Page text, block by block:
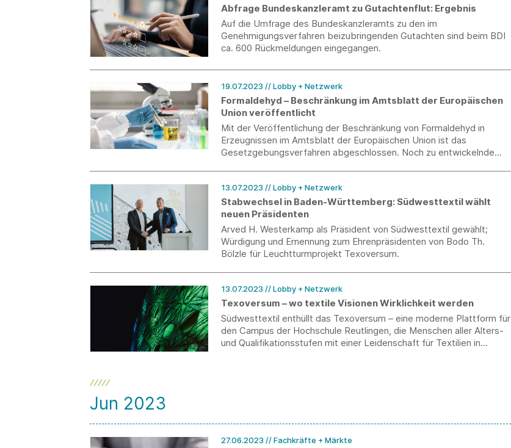
Abfrage Bundeskanzleramt zu Gutachtenflut: Ergebnis
Auf die Umfrage des Bundeskanzleramts zu den im
Genehmigungsverfahren beizubringenden Gutachten sind beim BDI
ca. 600 Rückmeldungen eingegangen.
19.07.2023 // Lobby + Netzwerk
Formaldehyd – Beschränkung im Amtsblatt der Europäischen
Union veröffentlicht
Mit der Veröffentlichung der Beschränkung von Formaldehyd in
Erzeugnissen im Amtsblatt der Europäischen Union ist das
Gesetzgebungsverfahren abgeschlossen. Noch zu entwickelnde
erleichtern.
13.07.2023 // Lobby + Netzwerk
Stabwechsel in Baden-Württemberg: Südwesttextil wählt
neuen Präsidenten
Arved H. Westerkamp als Präsident von Südwesttextil gewählt;
Würdigung und Ernennung zum Ehrenpräsidenten von Bodo Th.
Bölzle für Leuchtturmprojekt Texoversum.
13.07.2023 // Lobby + Netzwerk
Texoversum – wo textile Visionen Wirklichkeit werden
Südwesttextil enthüllt das Texoversum – eine moderne Plattform für
den Campus der Hochschule Reutlingen, die Menschen aller Alters-
und Qualifikationsstufen mit einer Leidenschaft für Textilien in
Jun 2023
27.06.2023 // Fachkräfte + Märkte